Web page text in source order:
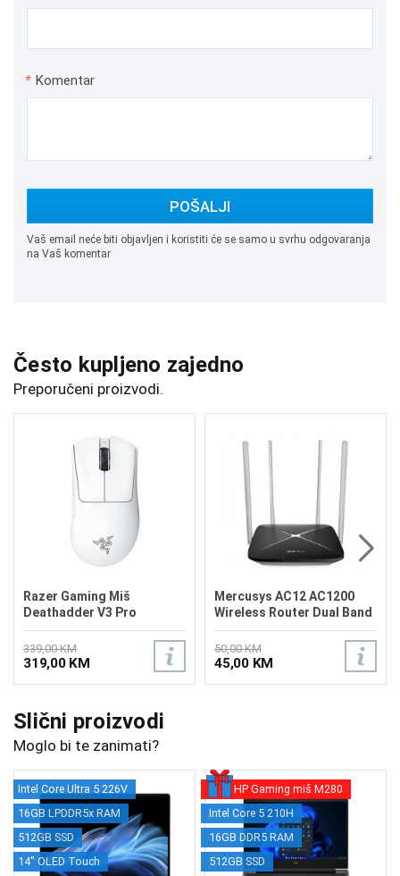
* Komentar
POŠALJI
Vaš email neće biti objavljen i koristiti će se samo u svrhu odgovaranja
na Vaš komentar
Često kupljeno zajedno
Preporučeni proizvodi.
Razer Gaming Miš
Deathadder V3 Pro
Wireless White
339,00 KM
319,00 KM
Mercusys AC12 AC1200
Wireless Router Dual Band
50,00 KM
45,00 KM
Slični proizvodi
Moglo bi te zanimati?
Intel Core Ultra 5 226V
16GB LPDDR5x RAM
512GB SSD
14" OLED Touch
HP Gaming miš M280
Intel Core 5 210H
16GB DDR5 RAM
512GB SSD